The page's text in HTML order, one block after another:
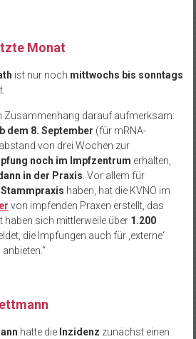
Monat
ist nur noch mittwochs bis sonntags
Zusammenhang darauf aufmerksam:
dem 8. September (für mRNA-
von drei Wochen zur
noch im Impfzentrum erhalten,
in der Praxis . Vor allem für
haben, hat die KVNO im
von impfenden Praxen erstellt, das
haben sich mittlerweile über 1.200
die Impfungen auch für ‚externe‘
hatte die Inzidenz zunächst einen